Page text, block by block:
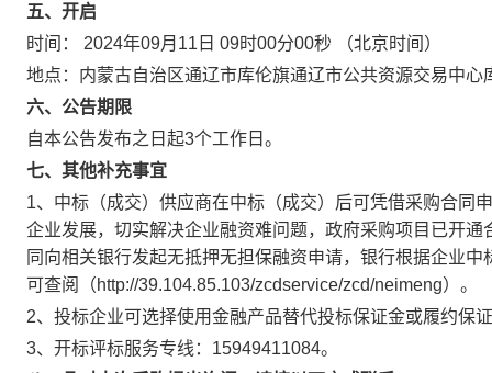
五、开启
时间：
2024年09月11日 09时00分00秒
（北京时间）
地点： 内蒙古自治区通辽市库伦旗通辽市公共资源交易中
六、公告期限
自本公告发布之日起3个工作日。
七、其他补充事宜
1、中标（成交）供应商在中标（成交）后可凭借采购合同
企业发展，切实解决企业融资难问题，政府采购项目已开
同向相关银行发起无抵押无担保融资申请，银行根据企业
可查阅（http://39.104.85.103/zcdservice/zcd/neimeng）。
2、投标企业可选择使用金融产品替代投标保证金或履约保
3、开标评标服务专线：15949411084。